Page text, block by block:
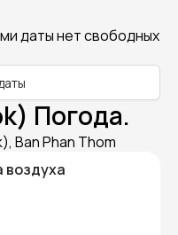
даты нет свободных
Погода.
Ban Phan Thom
воздуха